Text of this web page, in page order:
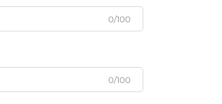
0/100
0/100